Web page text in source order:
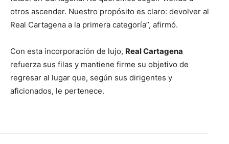
otros ascender. Nuestro propósito es claro: devolver al
Real Cartagena a la primera categoría”, afirmó.
Con esta incorporación de lujo, Real Cartagena
refuerza sus filas y mantiene firme su objetivo de
regresar al lugar que, según sus dirigentes y
aficionados, le pertenece.